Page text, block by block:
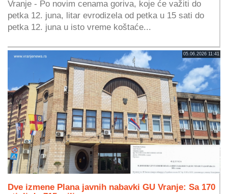
Vranje - Po novim cenama goriva, koje će važiti do
petka 12. juna, litar evrodizela od petka u 15 sati do
petka 12. juna u isto vreme koštaće...
05.06.2026 11:41
Dve izmene Plana javnih nabavki GU Vranje: Sa 170